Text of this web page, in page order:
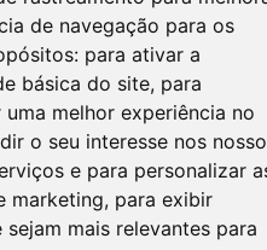
de navegação para os
para ativar a
básica do site, para
melhor experiência no
o seu interesse nos
e para personalizar
marketing, para exibir
sejam mais relevantes para